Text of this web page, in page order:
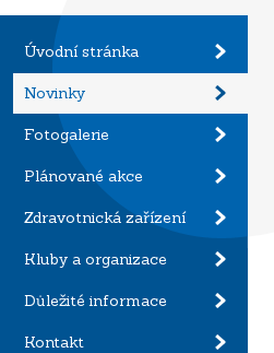
Úvodní stránka
Novinky
Fotogalerie
Plánované akce
Zdravotnická zařízení
Kluby a organizace
Důležité informace
Kontakt